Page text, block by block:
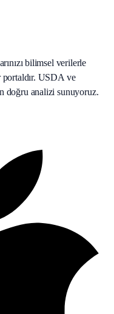
bilimsel verilerle
portaldır. USDA ve
doğru analizi sunuyoruz.